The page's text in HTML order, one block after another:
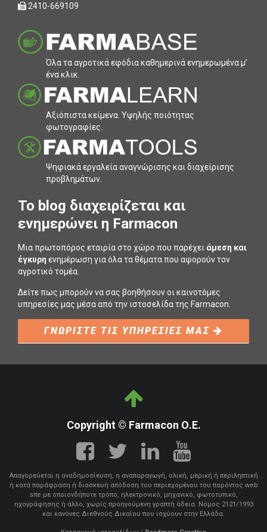
2410-669109
Όλα τα αγροτικά εφόδια καθηµερινά ενηµερωµένα µ’
ένα κλικ.
Αξιόπιστα κείµενα. Υψηλής ποιότητας
φωτογραφίες.
Ψηφιακά εργαλεία αναγνώρισης και διαχείρισης
προβληµάτων.
To blog διαχειρίζεται και
ενημερώνει η Farmacon
Μια πρωτοπόρος εταιρία στο χώρο που παρέχει άμεση και
έγκυρη ενημέρωση για όλα τα θέματα που αφορούν τον
αγροτικό τομέα.
Δείτε πως μπορούν να σας βοηθήσουν οι καινοτόμες
υπηρεσίες μας μέσα από την ιστοσελίδα της Farmacon.
ΓΝΩΡΙΣΤΕ ΤΙΣ ΥΠΗΡΕΣΙΕΣ ΜΑΣ
Copyright © Farmacon Ο.Ε.
Απαγορεύεται η αναδημοσίευση, η αναπαραγωγή, ολική, μερική ή περιληπτική
ή κατά παράφραση ή διασκευή απόδοση του περιεχομένου του παρόντος web
site με οποιονδήποτε τρόπο, ηλεκτρονικό, μηχανικό, φωτοτυπικό,
ηχογράφησης ή άλλο, χωρίς προηγούμενη γραπτή άδεια. Νόμος 2121/1993
και κανόνες Διεθνούς Δικαίου που ισχύουν στην Ελλάδα.